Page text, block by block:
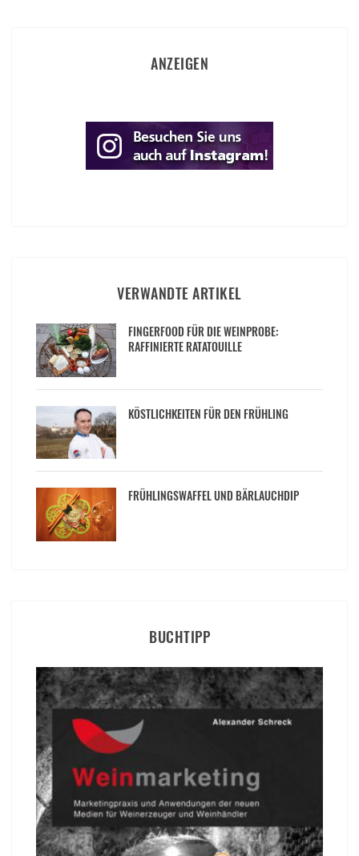
ANZEIGEN
VERWANDTE ARTIKEL
FINGERFOOD FÜR DIE WEINPROBE:
RAFFINIERTE RATATOUILLE
KÖSTLICHKEITEN FÜR DEN FRÜHLING
FRÜHLINGSWAFFEL UND BÄRLAUCHDIP
BUCHTIPP